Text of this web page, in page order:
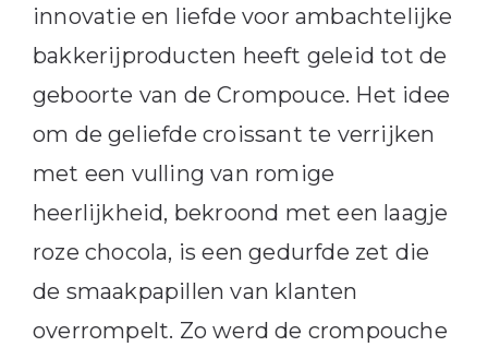
innovatie en liefde voor ambachtelijke
bakkerijproducten heeft geleid tot de
geboorte van de Crompouce. Het idee
om de geliefde croissant te verrijken
met een vulling van romige
heerlijkheid, bekroond met een laagje
roze chocola, is een gedurfde zet die
de smaakpapillen van klanten
overrompelt. Zo werd de crompouche